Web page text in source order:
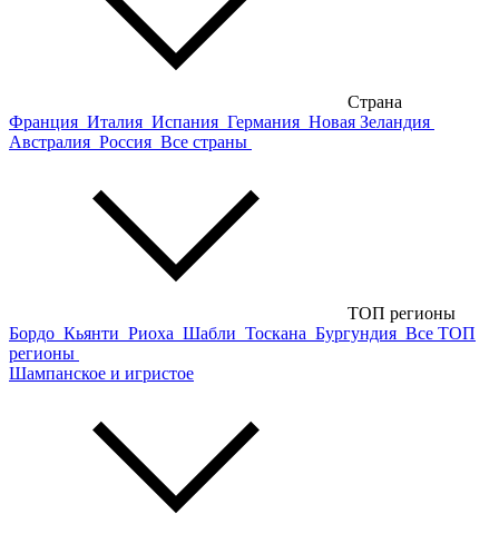
Страна
Франция Италия Испания Германия Новая Зеландия
Австралия Россия Все страны
ТОП регионы
Бордо Кьянти Риоха Шабли Тоскана Бургундия Все ТОП
регионы
Шампанское и игристое